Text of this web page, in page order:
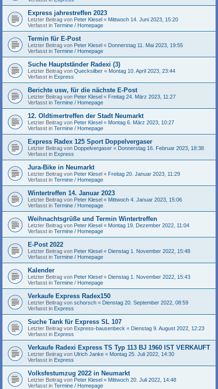
Express jahrestreffen 2023
Letzter Beitrag von Peter Klesel « Mittwoch 14. Juni 2023, 15:20
Verfasst in Termine / Homepage
Termin für E-Post
Letzter Beitrag von Peter Klesel « Donnerstag 11. Mai 2023, 19:55
Verfasst in Termine / Homepage
Suche Hauptständer Radexi (3)
Letzter Beitrag von Quecksilber « Montag 10. April 2023, 23:44
Verfasst in Express
Berichte usw, für die nächste E-Post
Letzter Beitrag von Peter Klesel « Freitag 24. März 2023, 11:27
Verfasst in Termine / Homepage
12. Oldtimertreffen der Stadt Neumarkt
Letzter Beitrag von Peter Klesel « Montag 6. März 2023, 10:27
Verfasst in Termine / Homepage
Express Radex 125 Sport Doppelvergaser
Letzter Beitrag von Doppelvergaser « Donnerstag 16. Februar 2023, 18:38
Verfasst in Express
Jura-Bike in Neumarkt
Letzter Beitrag von Peter Klesel « Freitag 20. Januar 2023, 11:29
Verfasst in Termine / Homepage
Wintertreffen 14. Januar 2023
Letzter Beitrag von Peter Klesel « Mittwoch 4. Januar 2023, 15:06
Verfasst in Termine / Homepage
Weihnachtsgrüße und Termin Wintertreffen
Letzter Beitrag von Peter Klesel « Montag 19. Dezember 2022, 11:04
Verfasst in Termine / Homepage
E-Post 2022
Letzter Beitrag von Peter Klesel « Dienstag 1. November 2022, 15:48
Verfasst in Termine / Homepage
Kalender
Letzter Beitrag von Peter Klesel « Dienstag 1. November 2022, 15:43
Verfasst in Termine / Homepage
Verkaufe Express Radex150
Letzter Beitrag von schorsch « Dienstag 20. September 2022, 08:59
Verfasst in Express
Suche Tank für Express SL 107
Letzter Beitrag von Express-bausenbeck « Dienstag 9. August 2022, 12:23
Verfasst in Express
Verkaufe Radexi Express TS Typ 113 BJ 1960 IST VERKAUFT
Letzter Beitrag von Ulrich Janke « Montag 25. Juli 2022, 14:30
Verfasst in Express
Volksfestumzug 2022 in Neumarkt
Letzter Beitrag von Peter Klesel « Mittwoch 20. Juli 2022, 14:48
Verfasst in Termine / Homepage